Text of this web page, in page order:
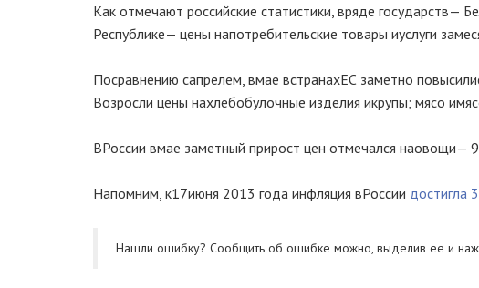
Как отмечают российские статистики, вряде государств—
Республике— цены напотребительские товары иуслуги за
Посравнению сапрелем, вмае встранахЕС заметно
Возросли цены нахлебобулочные изделия икрупы; мясо и
ВРоссии вмае заметный прирост цен отмечался наовощи—
Напомним, к17июня 2013 года инфляция вРоссии достигла
Нашли ошибку? Cообщить об ошибке можно, выделив ее и